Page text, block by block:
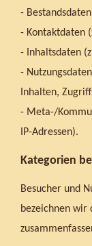
-
- Kontaktdaten
- Inhaltsdaten
-
Inhalten,
- Meta-/
IP-Adressen).
Kategorien
Besucher und
bezeichnen wir